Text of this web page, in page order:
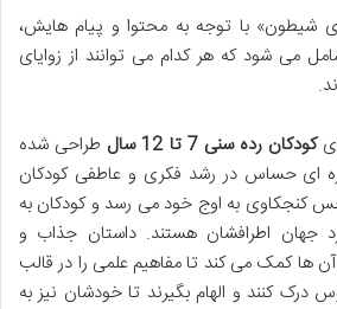
شیطون» با توجه به محتوا و پیام هایش،
می شود که هر کدام می توانند از زوایای
کودکان رده سنی 7 تا 12 سال
طراحی شده
ای حساس در رشد فکری و عاطفی کودکان
کنجکاوی به اوج خود می رسد و کودکان به
جهان اطرافشان هستند. داستان جذاب و
ها کمک می کند تا مفاهیم علمی را در قالب
کنند و الهام بگیرند تا خودشان نیز به